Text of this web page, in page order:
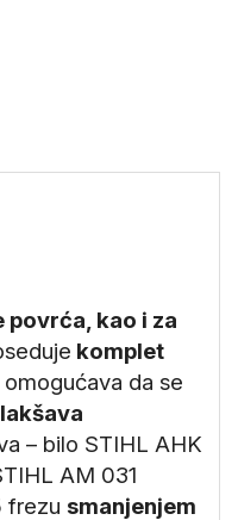
povrća, kao i za
komplet
da se
– bilo STIHL AHK
AM 031
frezu smanjenjem